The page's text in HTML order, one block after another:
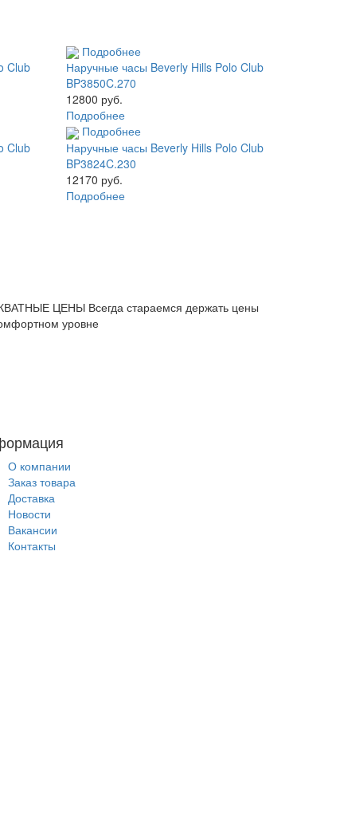
Club
Подробнее
Наручные часы Beverly Hills Polo Club
BP3850C.270
12800 руб.
Подробнее
Club
Подробнее
Наручные часы Beverly Hills Polo Club
BP3824C.230
12170 руб.
Подробнее
ЦЕНЫ Всегда стараемся держать цены
уровне
О компании
Заказ товара
Доставка
Новости
Вакансии
Контакты